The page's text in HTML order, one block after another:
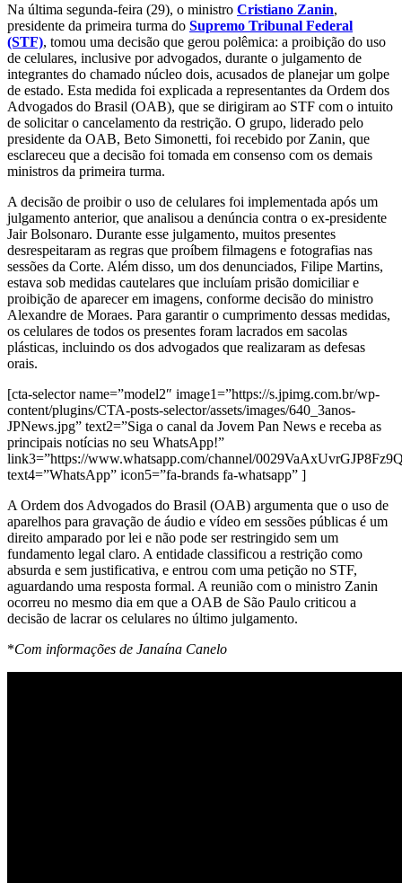
Na última segunda-feira (29), o ministro Cristiano Zanin,
presidente da primeira turma do Supremo Tribunal Federal
(STF), tomou uma decisão que gerou polêmica: a proibição do uso
de celulares, inclusive por advogados, durante o julgamento de
integrantes do chamado núcleo dois, acusados de planejar um golpe
de estado. Esta medida foi explicada a representantes da Ordem dos
Advogados do Brasil (OAB), que se dirigiram ao STF com o intuito
de solicitar o cancelamento da restrição. O grupo, liderado pelo
presidente da OAB, Beto Simonetti, foi recebido por Zanin, que
esclareceu que a decisão foi tomada em consenso com os demais
ministros da primeira turma.
A decisão de proibir o uso de celulares foi implementada após um
julgamento anterior, que analisou a denúncia contra o ex-presidente
Jair Bolsonaro. Durante esse julgamento, muitos presentes
desrespeitaram as regras que proíbem filmagens e fotografias nas
sessões da Corte. Além disso, um dos denunciados, Filipe Martins,
estava sob medidas cautelares que incluíam prisão domiciliar e
proibição de aparecer em imagens, conforme decisão do ministro
Alexandre de Moraes. Para garantir o cumprimento dessas medidas,
os celulares de todos os presentes foram lacrados em sacolas
plásticas, incluindo os dos advogados que realizaram as defesas
orais.
[cta-selector name=”model2″ image1=”https://s.jpimg.com.br/wp-
content/plugins/CTA-posts-selector/assets/images/640_3anos-
JPNews.jpg” text2=”Siga o canal da Jovem Pan News e receba as
principais notícias no seu WhatsApp!”
link3=”https://www.whatsapp.com/channel/
text4=”WhatsApp” icon5=”fa-brands fa-whatsapp” ]
A Ordem dos Advogados do Brasil (OAB) argumenta que o uso de
aparelhos para gravação de áudio e vídeo em sessões públicas é um
direito amparado por lei e não pode ser restringido sem um
fundamento legal claro. A entidade classificou a restrição como
absurda e sem justificativa, e entrou com uma petição no STF,
aguardando uma resposta formal. A reunião com o ministro Zanin
ocorreu no mesmo dia em que a OAB de São Paulo criticou a
decisão de lacrar os celulares no último julgamento.
*Com informações de Janaína Canelo